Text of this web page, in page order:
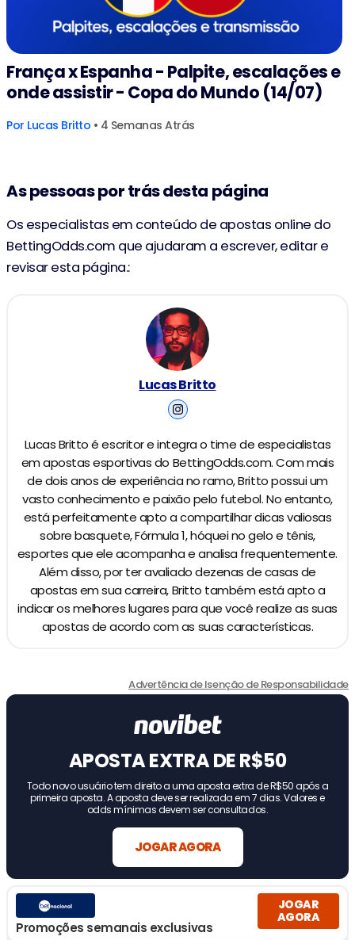
França x Espanha - Palpite, escalações e
onde assistir - Copa do Mundo (14/07)
Por Lucas Britto • 4 Semanas Atrás
As pessoas por trás desta página
Os especialistas em conteúdo de apostas online do
BettingOdds.com que ajudaram a escrever, editar e
revisar esta página.:
Lucas Britto
Lucas Britto é escritor e integra o time de especialistas
em apostas esportivas do BettingOdds.com. Com mais
de dois anos de experiência no ramo, Britto possui um
vasto conhecimento e paixão pelo futebol. No entanto,
está perfeitamente apto a compartilhar dicas valiosas
sobre basquete, Fórmula 1, hóquei no gelo e tênis,
esportes que ele acompanha e analisa frequentemente.
Além disso, por ter avaliado dezenas de casas de
apostas em sua carreira, Britto também está apto a
indicar os melhores lugares para que você realize as suas
apostas de acordo com as suas características.
Advertência de Isenção de Responsabilidade
APOSTA EXTRA DE R$50
Todo novo usuário tem direito a uma aposta extra de R$50 após a
primeira aposta. A aposta deve ser realizada em 7 dias. Valores e
odds mínimas devem ser consultados.
JOGAR AGORA
Promoções semanais exclusivas
JOGAR
AGORA